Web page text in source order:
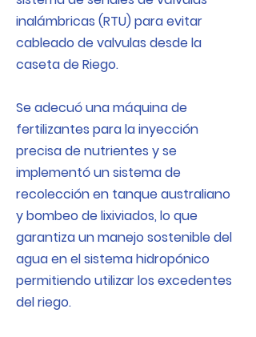
inalámbricas (RTU) para evitar
cableado de valvulas desde la
caseta de Riego.
Se adecuó una máquina de
fertilizantes para la inyección
precisa de nutrientes y se
implementó un sistema de
recolección en tanque australiano
y bombeo de lixiviados, lo que
garantiza un manejo sostenible del
agua en el sistema hidropónico
permitiendo utilizar los excedentes
del riego.